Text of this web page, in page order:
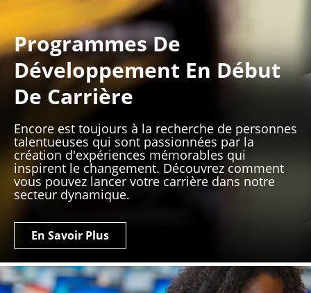
Programmes De
Développement En Début
De Carrière
Encore est toujours à la recherche de personnes
talentueuses qui sont passionnées par la
création d'expériences mémorables qui
inspirent le changement. Découvrez comment
vous pouvez lancer votre carrière dans notre
secteur dynamique.
En Savoir Plus